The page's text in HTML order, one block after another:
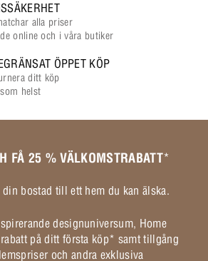
alla priser
online och i våra butiker
ÖPPET KÖP
ditt köp
helst
FÅ 25 % VÄLKOMSTRABATT*
bostad till ett hem du kan älska.
designuniversum, Home
på ditt första köp* samt tillgång
och andra exklusiva